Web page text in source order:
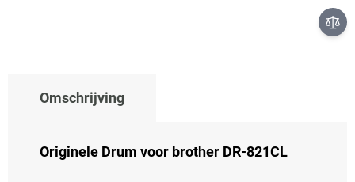
Omschrijving
Originele Drum voor brother DR-821CL